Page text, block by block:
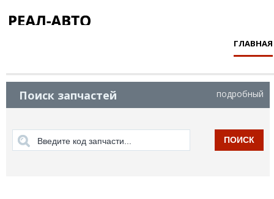
ГЛАВНАЯ
Поиск запчастей подробный
ПОИСК